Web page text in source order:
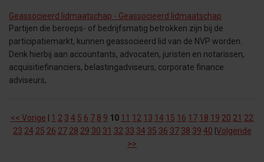
Geassocieerd lidmaatschap - Geassocieerd lidmaatschap
Partijen die beroeps- of bedrijfsmatig betrokken zijn bij de
participatiemarkt, kunnen geassocieerd lid van de NVP worden.
Denk hierbij aan accountants, advocaten, juristen en notarissen,
acquisitiefinanciers, belastingadviseurs, corporate finance
adviseurs,
<< Vorige 1 2 3 4 5 6 7 8 9 10 11 12 13 14 15 16 17 18 19 20 21 22
23 24 25 26 27 28 29 30 31 32 33 34 35 36 37 38 39 40 Volgende
>>